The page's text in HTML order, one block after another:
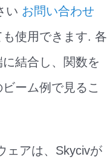
い お問い合わせ
使用できます. 各
結合し、関数を
ーム例で見るこ
ェアは、Skycivが